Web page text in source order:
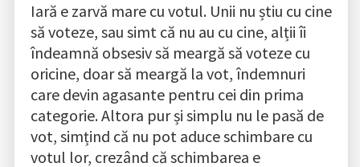
Iară e zarvă mare cu votul. Unii nu știu cu cine
să voteze, sau simt că nu au cu cine, alții îi
îndeamnă obsesiv să meargă să voteze cu
oricine, doar să meargă la vot, îndemnuri
care devin agasante pentru cei din prima
categorie. Altora pur și simplu nu le pasă de
vot, simțind că nu pot aduce schimbare cu
votul lor, crezând că schimbarea e